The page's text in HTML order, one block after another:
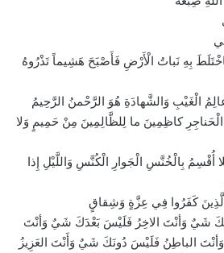
بِهِ نَباتُ الْأَرْضِ فَأَصْبَحَ هَشِيماً تَذْرُوهُ
عالِمُ الْغَيْبِ وَالشَّهادَةِ هُوَ الرَّحْمنُ الرَّحِيمُ
كاظِمِينَ ما لِلظَّالِمِينَ مِنْ حَمِيمٍ وَلا
بِالْخُنَّسِ الْجَوارِ الْكُنَّسِ وَاللَّيْلِ إِذا
كَفَرُوا فِي عِزَّةٍ وَشِقاقٍ
شَيٌ وَأنْتَ الاخِرُ فَلَيْسَ بَعْدَكَ شَيٌ وَأنْتَ
الباطِنُ فَلَيْسَ دُونَكَ شَيٌ وَأَنْتَ العَزِيزُ